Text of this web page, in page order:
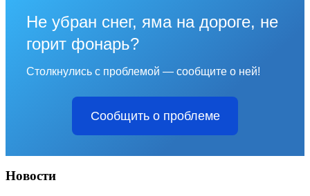
Не убран снег, яма на дороге, не
горит фонарь?
Столкнулись с проблемой — сообщите о ней!
Сообщить о проблеме
Новости